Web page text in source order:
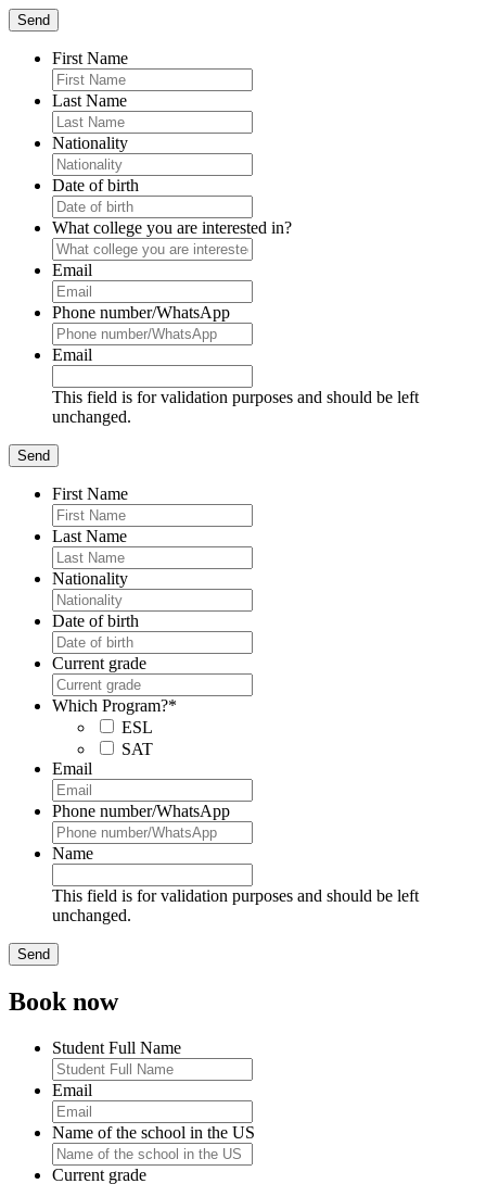
First Name
Last Name
Nationality
Date of birth
What college you are interested in?
Email
Phone number/WhatsApp
Email
This field is for validation purposes and should be left
unchanged.
First Name
Last Name
Nationality
Date of birth
Current grade
Which Program?*
ESL
SAT
Email
Phone number/WhatsApp
Name
This field is for validation purposes and should be left
unchanged.
Book now
Student Full Name
Email
Name of the school in the US
Current grade